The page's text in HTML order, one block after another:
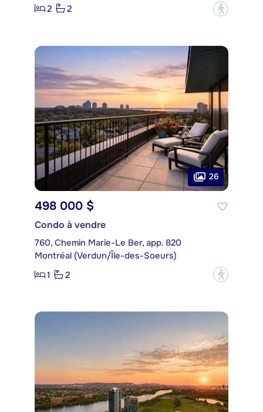
2
2 ?
26
498 000 $
Condo à vendre
760, Chemin Marie-Le Ber, app. 820
Montréal (Verdun/Île-des-Soeurs)
1
2 ?